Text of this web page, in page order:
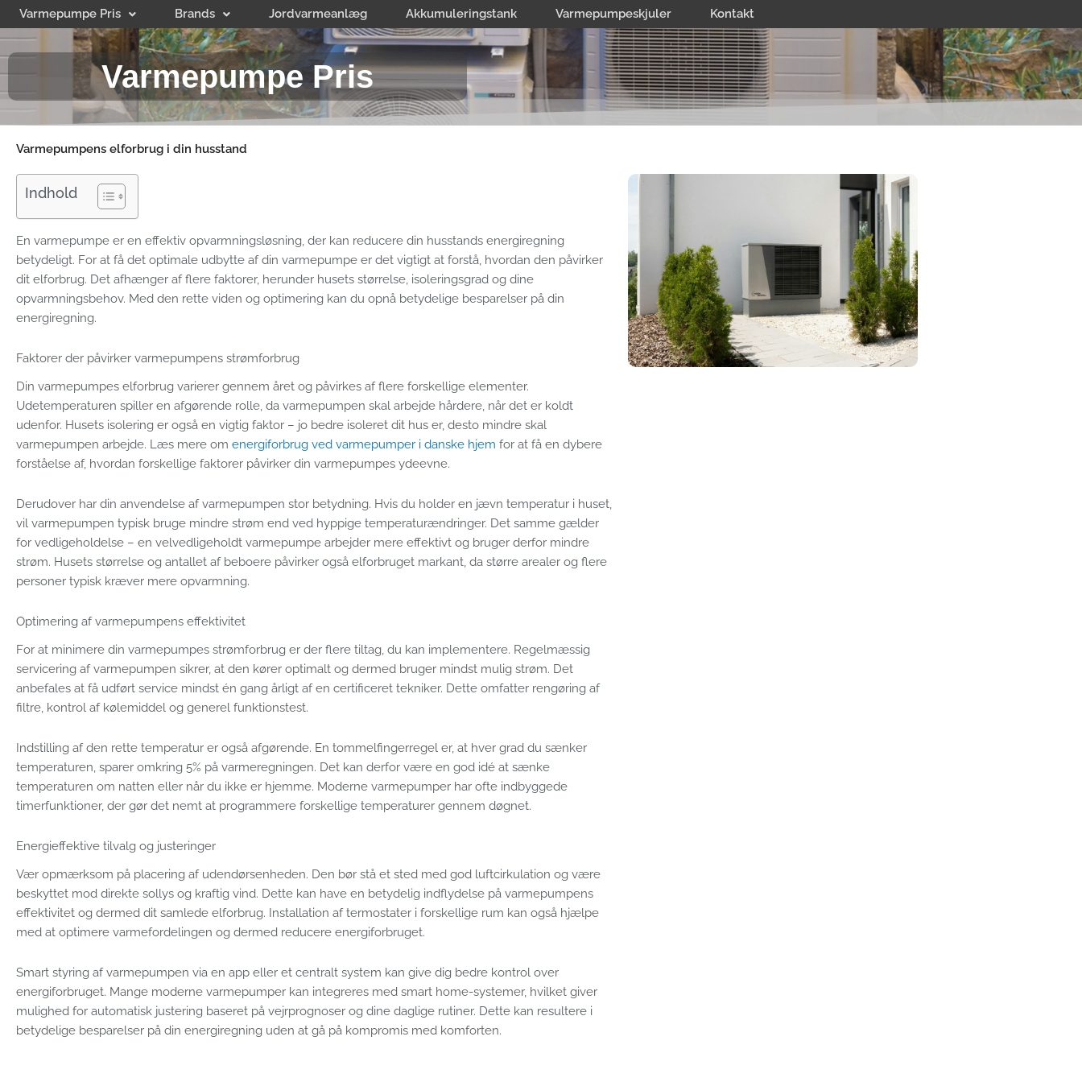
til
Varmepumpe Pris Brands Jordvarmeanlæg Akkumuleringstank Varmepumpeskjuler Kontakt
Varmepumpe Pris
Varmepumpens elforbrug i din husstand
Indhold
En varmepumpe er en effektiv opvarmningsløsning, der kan reducere din husstands energiregning
betydeligt. For at få det optimale udbytte af din varmepumpe er det vigtigt at forstå, hvordan den påvirker
dit elforbrug. Det afhænger af flere faktorer, herunder husets størrelse, isoleringsgrad og dine
opvarmningsbehov. Med den rette viden og optimering kan du opnå betydelige besparelser på din
energiregning.
Faktorer der påvirker varmepumpens strømforbrug
Din varmepumpes elforbrug varierer gennem året og påvirkes af flere forskellige elementer.
Udetemperaturen spiller en afgørende rolle, da varmepumpen skal arbejde hårdere, når det er koldt
udenfor. Husets isolering er også en vigtig faktor – jo bedre isoleret dit hus er, desto mindre skal
varmepumpen arbejde. Læs mere om energiforbrug ved varmepumper i danske hjem for at få en dybere
forståelse af, hvordan forskellige faktorer påvirker din varmepumpes ydeevne.
Derudover har din anvendelse af varmepumpen stor betydning. Hvis du holder en jævn temperatur i huset,
vil varmepumpen typisk bruge mindre strøm end ved hyppige temperaturændringer. Det samme gælder
for vedligeholdelse – en velvedligeholdt varmepumpe arbejder mere effektivt og bruger derfor mindre
strøm. Husets størrelse og antallet af beboere påvirker også elforbruget markant, da større arealer og flere
personer typisk kræver mere opvarmning.
Optimering af varmepumpens effektivitet
For at minimere din varmepumpes strømforbrug er der flere tiltag, du kan implementere. Regelmæssig
servicering af varmepumpen sikrer, at den kører optimalt og dermed bruger mindst mulig strøm. Det
anbefales at få udført service mindst én gang årligt af en certificeret tekniker. Dette omfatter rengøring af
filtre, kontrol af kølemiddel og generel funktionstest.
Indstilling af den rette temperatur er også afgørende. En tommelfingerregel er, at hver grad du sænker
temperaturen, sparer omkring 5% på varmeregningen. Det kan derfor være en god idé at sænke
temperaturen om natten eller når du ikke er hjemme. Moderne varmepumper har ofte indbyggede
timerfunktioner, der gør det nemt at programmere forskellige temperaturer gennem døgnet.
Energieffektive tilvalg og justeringer
Vær opmærksom på placering af udendørsenheden. Den bør stå et sted med god luftcirkulation og være
beskyttet mod direkte sollys og kraftig vind. Dette kan have en betydelig indflydelse på varmepumpens
effektivitet og dermed dit samlede elforbrug. Installation af termostater i forskellige rum kan også hjælpe
med at optimere varmefordelingen og dermed reducere energiforbruget.
Smart styring af varmepumpen via en app eller et centralt system kan give dig bedre kontrol over
energiforbruget. Mange moderne varmepumper kan integreres med smart home-systemer, hvilket giver
mulighed for automatisk justering baseret på vejrprognoser og dine daglige rutiner. Dette kan resultere i
betydelige besparelser på din energiregning uden at gå på kompromis med komforten.